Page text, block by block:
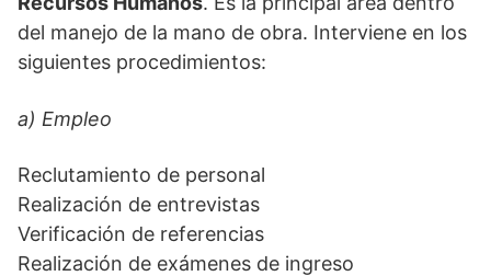
del manejo de la mano de obra. Interviene en los
siguientes procedimientos:
a) Empleo
Reclutamiento de personal
Realización de entrevistas
Verificación de referencias
Realización de exámenes de ingreso